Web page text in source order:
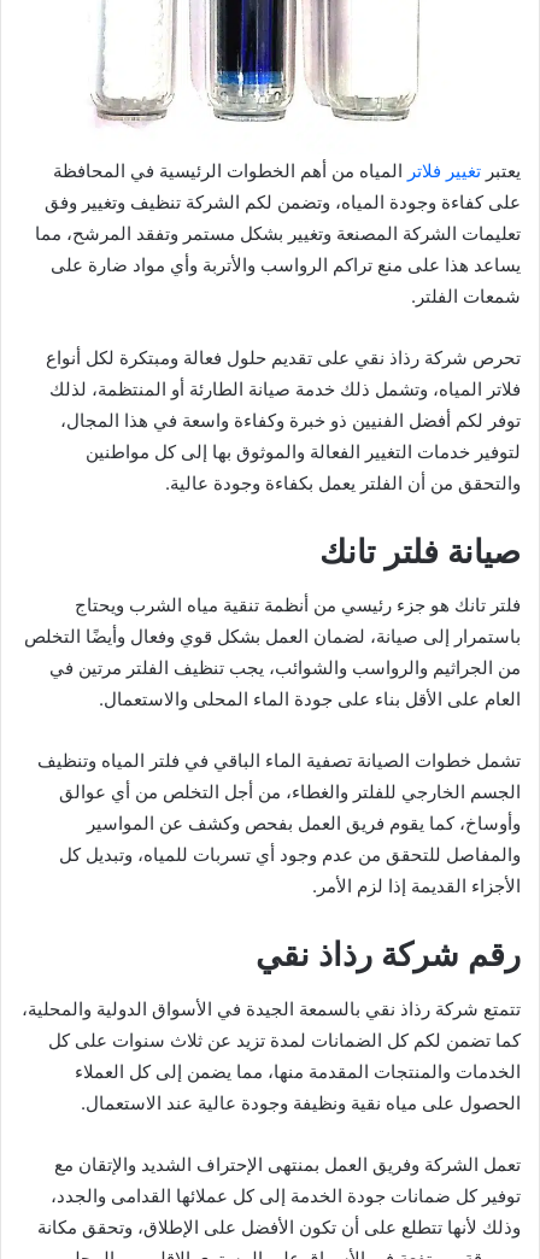
يعتبر تغيير فلاتر المياه من أهم الخطوات الرئيسية في المحافظة
على كفاءة وجودة المياه، وتضمن لكم الشركة تنظيف وتغيير وفق
تعليمات الشركة المصنعة وتغيير بشكل مستمر وتفقد المرشح، مما
يساعد هذا على منع تراكم الرواسب والأتربة وأي مواد ضارة على
شمعات الفلتر.
تحرص شركة رذاذ نقي على تقديم حلول فعالة ومبتكرة لكل أنواع
فلاتر المياه، وتشمل ذلك خدمة صيانة الطارئة أو المنتظمة، لذلك
توفر لكم أفضل الفنيين ذو خبرة وكفاءة واسعة في هذا المجال،
لتوفير خدمات التغيير الفعالة والموثوق بها إلى كل مواطنين
والتحقق من أن الفلتر يعمل بكفاءة وجودة عالية.
صيانة فلتر تانك
فلتر تانك هو جزء رئيسي من أنظمة تنقية مياه الشرب ويحتاج
باستمرار إلى صيانة، لضمان العمل بشكل قوي وفعال وأيضًا التخلص
من الجراثيم والرواسب والشوائب، يجب تنظيف الفلتر مرتين في
العام على الأقل بناء على جودة الماء المحلى والاستعمال.
تشمل خطوات الصيانة تصفية الماء الباقي في فلتر المياه وتنظيف
الجسم الخارجي للفلتر والغطاء، من أجل التخلص من أي عوالق
وأوساخ، كما يقوم فريق العمل بفحص وكشف عن المواسير
والمفاصل للتحقق من عدم وجود أي تسربات للمياه، وتبديل كل
الأجزاء القديمة إذا لزم الأمر.
رقم شركة رذاذ نقي
تتمتع شركة رذاذ نقي بالسمعة الجيدة في الأسواق الدولية والمحلية،
كما تضمن لكم كل الضمانات لمدة تزيد عن ثلاث سنوات على كل
الخدمات والمنتجات المقدمة منها، مما يضمن إلى كل العملاء
الحصول على مياه نقية ونظيفة وجودة عالية عند الاستعمال.
تعمل الشركة وفريق العمل بمنتهى الإحتراف الشديد والإتقان مع
توفير كل ضمانات جودة الخدمة إلى كل عملائها القدامى والجدد،
وذلك لأنها تتطلع على أن تكون الأفضل على الإطلاق، وتحقق مكانة